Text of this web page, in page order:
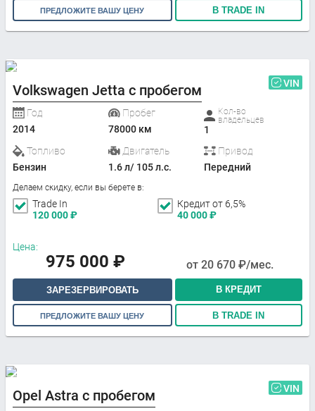
ПРЕДЛОЖИТЕ ВАШУ ЦЕНУ В TRADE IN
Volkswagen Jetta с пробегом VIN
Год
2014
Пробег
78000 км
Кол-во
владельцев
1
Топливо
Бензин
Двигатель
1.6 л/ 105 л.с.
Привод
Передний
Делаем скидку, если вы берете в:
Trade In
120 000₽
Кредит от 6,5%
40 000₽
Цена:
975 000 ₽ от 20 670 ₽/мес.
ЗАРЕЗЕРВИРОВАТЬ В КРЕДИТ
ПРЕДЛОЖИТЕ ВАШУ ЦЕНУ В TRADE IN
Opel Astra с пробегом VIN